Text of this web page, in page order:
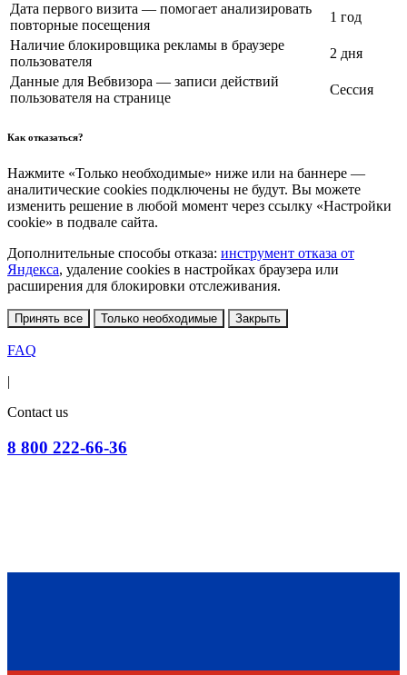
Дата первого визита — помогает анализировать
повторные посещения
1 год
Наличие блокировщика рекламы в браузере
пользователя
2 дня
Данные для Вебвизора — записи действий
пользователя на странице
Сессия
Как отказаться?
Нажмите «Только необходимые» ниже или на баннере —
аналитические cookies подключены не будут. Вы можете
изменить решение в любой момент через ссылку «Настройки
cookie» в подвале сайта.
Дополнительные способы отказа: инструмент отказа от
Яндекса, удаление cookies в настройках браузера или
расширения для блокировки отслеживания.
Принять все Только необходимые Закрыть
FAQ
|
Contact us
8 800 222-66-36